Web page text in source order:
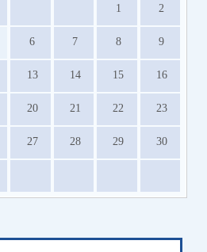
1 2
6 7 8 9
13 14 15 16
20 21 22 23
27 28 29 30